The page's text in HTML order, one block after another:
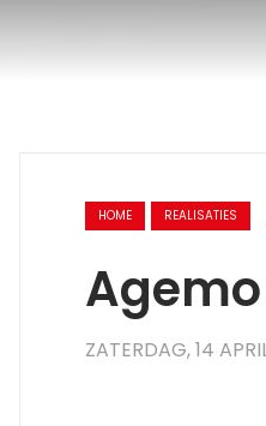
HOME REALISATIES
ZATERDAG, 14